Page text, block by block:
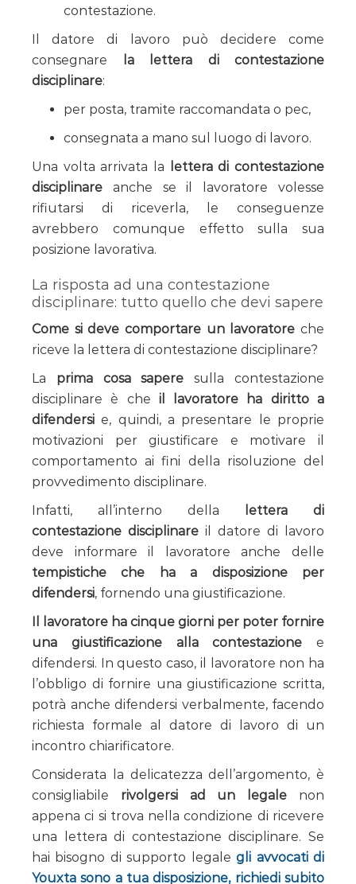
contestazione.
Il datore di lavoro può decidere come
consegnare
la lettera di contestazione
disciplinare:
per posta, tramite raccomandata o pec,
consegnata a mano sul luogo di lavoro.
Una volta arrivata la
lettera di contestazione
disciplinare anche se il lavoratore volesse
rifiutarsi di riceverla, le conseguenze
avrebbero comunque effetto sulla sua
posizione lavorativa.
La risposta ad una contestazione
disciplinare: tutto quello che devi sapere
Come si deve comportare un lavoratore che
riceve la lettera di contestazione disciplinare?
La prima cosa sapere sulla contestazione
disciplinare è che il lavoratore ha diritto a
difendersi e, quindi, a presentare le proprie
motivazioni per giustificare e motivare il
comportamento ai fini della risoluzione del
provvedimento disciplinare.
Infatti, all’interno della
lettera di
contestazione disciplinare il datore di lavoro
deve informare il lavoratore anche delle
tempistiche che ha a disposizione per
difendersi, fornendo una giustificazione.
Il lavoratore ha cinque giorni per poter fornire
una giustificazione alla contestazione e
difendersi. In questo caso, il lavoratore non ha
l’obbligo di fornire una giustificazione scritta,
potrà anche difendersi verbalmente, facendo
richiesta formale al datore di lavoro di un
incontro chiarificatore.
Considerata la delicatezza dell’argomento, è
consigliabile rivolgersi ad un legale non
appena ci si trova nella condizione di ricevere
una lettera di contestazione disciplinare. Se
hai bisogno di supporto legalegli avvocati di
Youxta sono a tua disposizione, richiedi subito